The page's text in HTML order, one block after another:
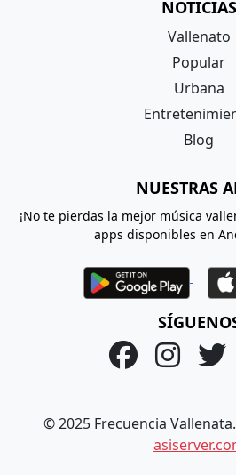
NOTICIAS
Vallenato
Popular
Urbana
Blog
NUESTRAS
¡No te pierdas la mejor música
apps disponibles en
© 2025 Frecuencia